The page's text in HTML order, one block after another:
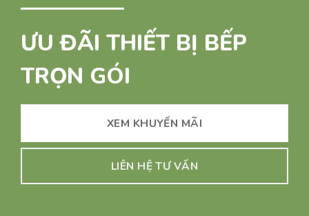
ƯU ĐÃI THIẾT BỊ BẾP
TRỌN GÓI
XEM KHUYẾN MÃI
LIÊN HỆ TƯ VẤN